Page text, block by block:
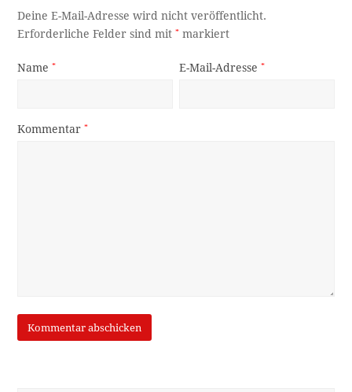
Deine E-Mail-Adresse wird nicht veröffentlicht.
Erforderliche Felder sind mit* markiert
Name* E-Mail-Adresse*
Kommentar*